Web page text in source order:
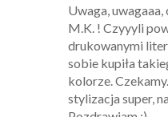
Uwaga,
M.K. ! Czyyyli
drukowanymi
sobie kupiła
kolorze.
stylizacja super,